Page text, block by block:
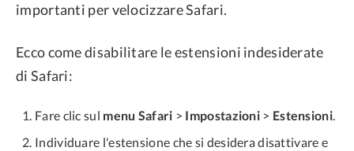
importanti per velocizzare Safari.
Ecco come disabilitare le estensioni indesiderate
di Safari:
Fare clic sul menu Safari > Impostazioni > Estensioni.
Individuare l'estensione che si desidera disattivare e